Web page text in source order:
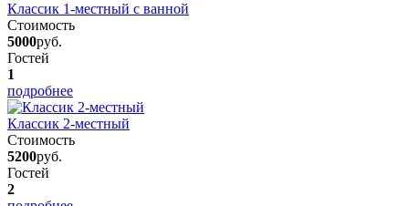
Классик 1-местный с ванной
Стоимость
5000руб.
Гостей
1
подробнее
Классик 2-местный
Стоимость
5200руб.
Гостей
2